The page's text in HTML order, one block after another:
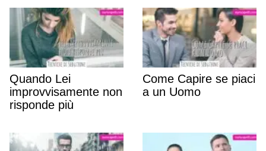
Quando Lei
improvvisamente non
risponde più
Come Capire se piaci
a un Uomo